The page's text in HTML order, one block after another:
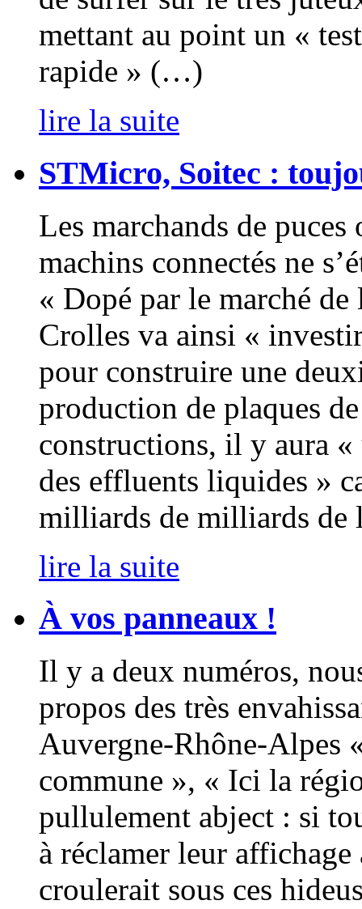
mettant au point un «
rapide » (…)
lire la suite
STMicro, Soitec :
Les marchands de
machins connectés ne
« Dopé par le marché
Crolles va ainsi «
pour construire une
production de plaques
constructions, il y aura «
des effluents liquides »
milliards de milliards de
lire la suite
À vos panneaux !
Il y a deux numéros,
propos des très
Auvergne-Rhône-Alpes
commune », « Ici la
pullulement abject : si
à réclamer leur affichage
croulerait sous ces